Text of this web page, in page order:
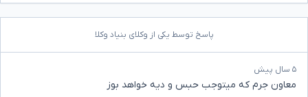
پاسخ توسط یکی از وکلای بنیاد وکلا
۵ سال پیش
معاون جرم که میتوجب حبس و دیه خواهد بوز